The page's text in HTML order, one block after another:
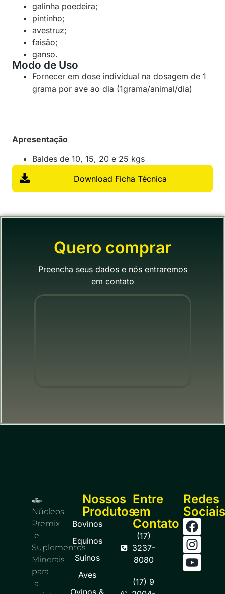
galinha poedeira;
pintinho;
avestruz;
faisão;
ganso.
Modo de Uso
Fornecer em dose individual na dosagem de 1
grama por ave ao dia (1grama/animal/dia)
Apresentação
Baldes de 10, 15, 20 e 25 kgs
Download Ficha Técnica
Quero comprar
Preencha seus dados e nós entraremos
em contato
"
Núcleos,
Premix
e
Suplementos
Minerais
para
a
Nossos
Produtos
Bovinos
Equinos
Suínos
Aves
Entre
em
Contato
(17)
3237-
8080
(17) 9
Redes